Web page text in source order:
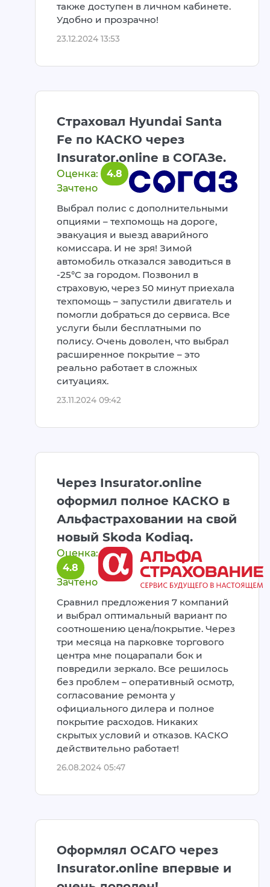
также доступен в личном кабинете.
Удобно и прозрачно!
23.12.2024 13:53
Страховал Hyundai Santa
Fe по КАСКО через
Insurator.online в СОГАЗе.
Оценка:
4.8
Зачтено
Выбрал полис с дополнительными
опциями – техпомощь на дороге,
эвакуация и выезд аварийного
комиссара. И не зря! Зимой
автомобиль отказался заводиться в
-25°C за городом. Позвонил в
страховую, через 50 минут приехала
техпомощь – запустили двигатель и
помогли добраться до сервиса. Все
услуги были бесплатными по
полису. Очень доволен, что выбрал
расширенное покрытие – это
реально работает в сложных
ситуациях.
23.11.2024 09:42
Через Insurator.online
оформил полное КАСКО в
Альфастраховании на свой
новый Skoda Kodiaq.
Оценка:
4.8
Зачтено
Сравнил предложения 7 компаний
и выбрал оптимальный вариант по
соотношению цена/покрытие. Через
три месяца на парковке торгового
центра мне поцарапали бок и
повредили зеркало. Все решилось
без проблем – оперативный осмотр,
согласование ремонта у
официального дилера и полное
покрытие расходов. Никаких
скрытых условий и отказов. КАСКО
действительно работает!
26.08.2024 05:47
Оформлял ОСАГО через
Insurator.online впервые и